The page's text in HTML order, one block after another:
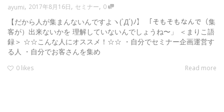
ayumi, 2017年8月16日, セミナー, 0
【だから人が集まんないんですよヽ(`Д´)ﾉ】 「そもそもなんで（集
客が）出来ないかを 理解していないんでしょうね〜」 ＜まりこ語
録＞ ☆☆こんな人にオススメ！☆☆ ・自分でセミナー企画運営す
る人 ・自分でお客さんを集め
0 likes Read more